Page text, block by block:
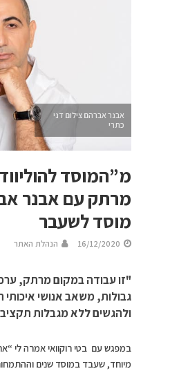
אבנר אברהם צילום דני
כתרי
מ”המוסד
מרתק עם אבנר
מוסד לשעבר
16/12/2020 הנהלת האתר
"זו עבודה במקום מרתק,
גבולות, משאב אנושי
ולהגשים ללא מגבלות
במפגש עם בטי רוקוואי אמרה לי
מיוחד, שעבד במוסד שנים